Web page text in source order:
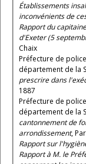
Établissements
inconvénients de
Rapport du
d'Exeter (5
Chaix
Préfecture de
département de la
prescrire dans
1887
Préfecture de
département de la
cantonnement de
arrondissement,
Rapport sur
Rapport à M. le